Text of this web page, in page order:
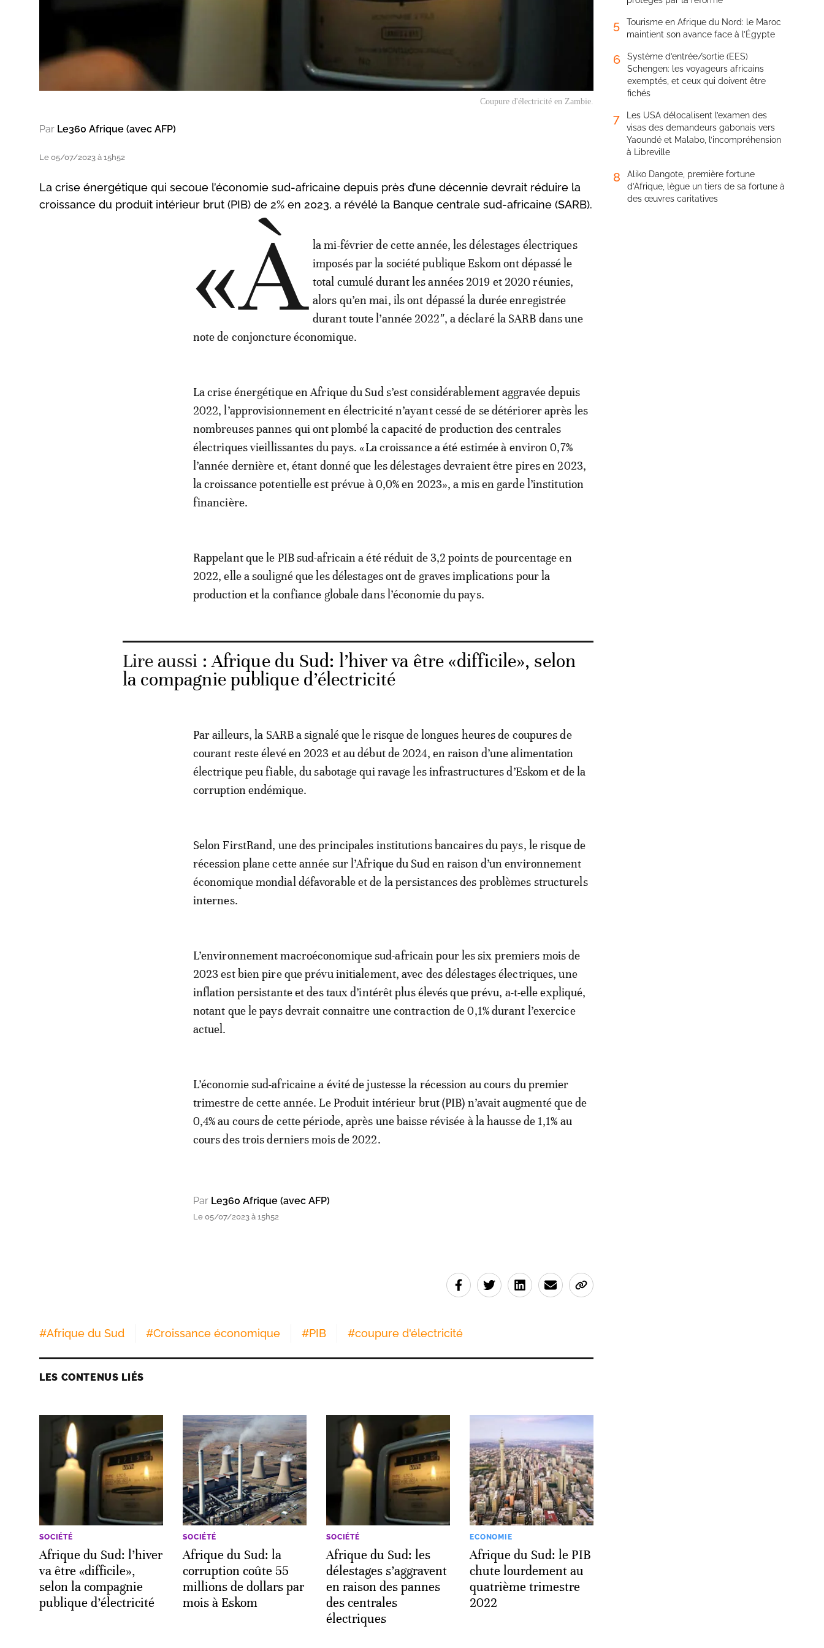
Coupure d'électricité en Zambie.
Par Le360 Afrique (avec AFP)
Le 05/07/2023 à 15h52
La crise énergétique qui secoue l’économie sud-africaine depuis près d’une décennie devrait réduire la
croissance du produit intérieur brut (PIB) de 2% en 2023, a révélé la Banque centrale sud-africaine (SARB).
«À la mi-février de cette année, les délestages électriques
imposés par la société publique Eskom ont dépassé le
total cumulé durant les années 2019 et 2020 réunies,
alors qu’en mai, ils ont dépassé la durée enregistrée
durant toute l’année 2022″, a déclaré la SARB dans une
note de conjoncture économique.
La crise énergétique en Afrique du Sud s’est considérablement aggravée depuis
2022, l’approvisionnement en électricité n’ayant cessé de se détériorer après les
nombreuses pannes qui ont plombé la capacité de production des centrales
électriques vieillissantes du pays. «La croissance a été estimée à environ 0,7%
l’année dernière et, étant donné que les délestages devraient être pires en 2023,
la croissance potentielle est prévue à 0,0% en 2023», a mis en garde l’institution
financière.
Rappelant que le PIB sud-africain a été réduit de 3,2 points de pourcentage en
2022, elle a souligné que les délestages ont de graves implications pour la
production et la confiance globale dans l’économie du pays.
Lire aussi :Afrique du Sud: l’hiver va être «difficile», selon
la compagnie publique d’électricité
Par ailleurs, la SARB a signalé que le risque de longues heures de coupures de
courant reste élevé en 2023 et au début de 2024, en raison d’une alimentation
électrique peu fiable, du sabotage qui ravage les infrastructures d’Eskom et de la
corruption endémique.
Selon FirstRand, une des principales institutions bancaires du pays, le risque de
récession plane cette année sur l’Afrique du Sud en raison d’un environnement
économique mondial défavorable et de la persistances des problèmes structurels
internes.
L’environnement macroéconomique sud-africain pour les six premiers mois de
2023 est bien pire que prévu initialement, avec des délestages électriques, une
inflation persistante et des taux d’intérêt plus élevés que prévu, a-t-elle expliqué,
notant que le pays devrait connaitre une contraction de 0,1% durant l’exercice
actuel.
L’économie sud-africaine a évité de justesse la récession au cours du premier
trimestre de cette année. Le Produit intérieur brut (PIB) n’avait augmenté que de
0,4% au cours de cette période, après une baisse révisée à la hausse de 1,1% au
cours des trois derniers mois de 2022.
Par Le360 Afrique (avec AFP)
Le 05/07/2023 à 15h52
#Afrique du Sud #Croissance économique #PIB #coupure d'électricité
LES CONTENUS LIÉS
SOCIÉTÉ
Afrique du Sud: l’hiver
va être «difficile»,
selon la compagnie
publique d’électricité
SOCIÉTÉ
Afrique du Sud: la
corruption coûte 55
millions de dollars par
mois à Eskom
SOCIÉTÉ
Afrique du Sud: les
délestages s’aggravent
en raison des pannes
des centrales
électriques
ECONOMIE
Afrique du Sud: le PIB
chute lourdement au
quatrième trimestre
2022
5
Tourisme en Afrique du Nord: le Maroc
maintient son avance face à l’Égypte
6
Système d’entrée/sortie (EES)
Schengen: les voyageurs africains
exemptés, et ceux qui doivent être
fichés
7
Les USA délocalisent l’examen des
visas des demandeurs gabonais vers
Yaoundé et Malabo, l’incompréhension
à Libreville
8
Aliko Dangote, première fortune
d’Afrique, lègue un tiers de sa fortune à
des œuvres caritatives